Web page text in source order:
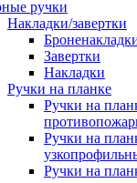
ручки
Накладки/завертки
Завертки
Накладки
Ручки на планке
Ручки на
Ручки на
Ручки на